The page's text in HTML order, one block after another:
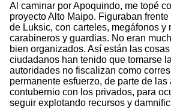
Al caminar por Apoquindo, me topé
proyecto Alto Maipo. Figuraban
de Luksic, con carteles, megáfonos y
carabineros y guardias. No eran
bien organizados. Así están las
ciudadanos han tenido que tomarse
autoridades no fiscalizan como
permanente esfuerzo, de parte de las
contubernio con los privados, para
seguir explotando recursos y